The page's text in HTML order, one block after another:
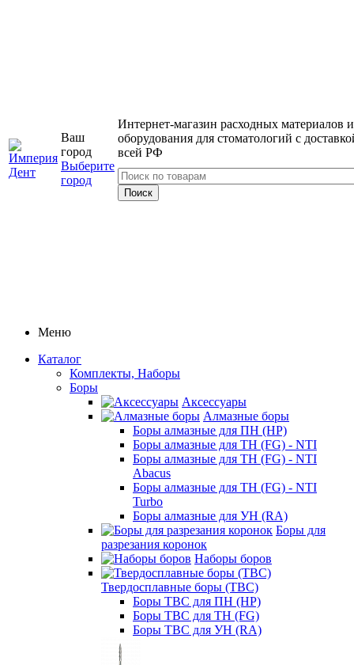
Ваш
город
Выберите
город
Интернет-магазин расходных материалов и
оборудования для стоматологий с
всей РФ
Меню
Каталог
Комплекты, Наборы
Боры
Аксессуары
Алмазные боры
Боры алмазные для ПН (HP)
Боры алмазные для ТН (FG) - NTI
Боры алмазные для ТН (FG) - NTI
Abacus
Боры алмазные для ТН (FG) - NTI
Turbo
Боры алмазные для УН (RA)
Боры для
разрезания коронок
Наборы боров
Твердосплавные боры (ТВС)
Боры ТВС для ПН (HP)
Боры ТВС для ТН (FG)
Боры ТВС для УН (RA)